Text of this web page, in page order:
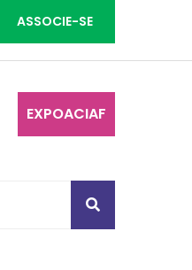
ASSOCIE-SE
EXPOACIAF